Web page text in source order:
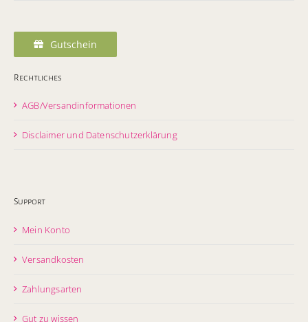
Gutschein
Rechtliches
AGB/Versandinformationen
Disclaimer und Datenschutzerklärung
Support
Mein Konto
Versandkosten
Zahlungsarten
Gut zu wissen